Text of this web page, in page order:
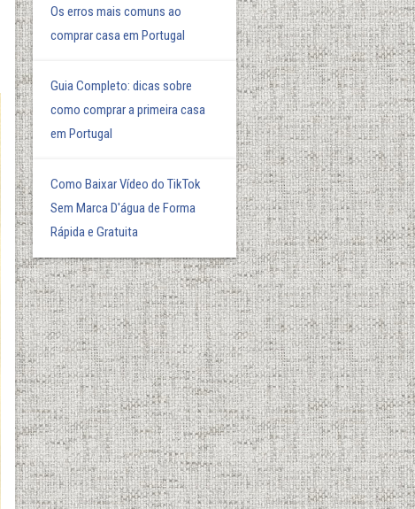
Os erros mais comuns ao
comprar casa em Portugal
Guia Completo: dicas sobre
como comprar a primeira casa
em Portugal
Como Baixar Vídeo do TikTok
Sem Marca D'água de Forma
Rápida e Gratuita